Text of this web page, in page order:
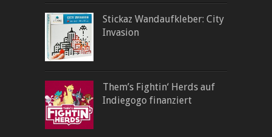
Stickaz Wandaufkleber: City
Invasion
Them’s Fightin‘ Herds auf
Indiegogo finanziert